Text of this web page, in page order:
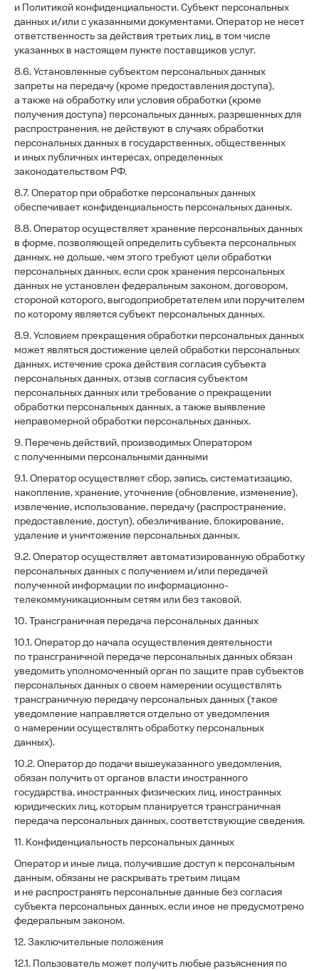
и Политикой конфиденциальности. Субъект персональных
данных и/или с указанными документами. Оператор не несет
ответственность за действия третьих лиц, в том числе
указанных в настоящем пункте поставщиков услуг.
8.6. Установленные субъектом персональных данных
запреты на передачу (кроме предоставления доступа),
а также на обработку или условия обработки (кроме
получения доступа) персональных данных, разрешенных для
распространения, не действуют в случаях обработки
персональных данных в государственных, общественных
и иных публичных интересах, определенных
законодательством РФ.
8.7. Оператор при обработке персональных данных
обеспечивает конфиденциальность персональных данных.
8.8. Оператор осуществляет хранение персональных данных
в форме, позволяющей определить субъекта персональных
данных, не дольше, чем этого требуют цели обработки
персональных данных, если срок хранения персональных
данных не установлен федеральным законом, договором,
стороной которого, выгодоприобретателем или поручителем
по которому является субъект персональных данных.
8.9. Условием прекращения обработки персональных данных
может являться достижение целей обработки персональных
данных, истечение срока действия согласия субъекта
персональных данных, отзыв согласия субъектом
персональных данных или требование о прекращении
обработки персональных данных, а также выявление
неправомерной обработки персональных данных.
9. Перечень действий, производимых Оператором
с полученными персональными данными
9.1. Оператор осуществляет сбор, запись, систематизацию,
накопление, хранение, уточнение (обновление, изменение),
извлечение, использование, передачу (распространение,
предоставление, доступ), обезличивание, блокирование,
удаление и уничтожение персональных данных.
9.2. Оператор осуществляет автоматизированную обработку
персональных данных с получением и/или передачей
полученной информации по информационно-
телекоммуникационным сетям или без таковой.
10. Трансграничная передача персональных данных
10.1. Оператор до начала осуществления деятельности
по трансграничной передаче персональных данных обязан
уведомить уполномоченный орган по защите прав субъектов
персональных данных о своем намерении осуществлять
трансграничную передачу персональных данных (такое
уведомление направляется отдельно от уведомления
о намерении осуществлять обработку персональных
данных).
10.2. Оператор до подачи вышеуказанного уведомления,
обязан получить от органов власти иностранного
государства, иностранных физических лиц, иностранных
юридических лиц, которым планируется трансграничная
передача персональных данных, соответствующие сведения.
11. Конфиденциальность персональных данных
Оператор и иные лица, получившие доступ к персональным
данным, обязаны не раскрывать третьим лицам
и не распространять персональные данные без согласия
субъекта персональных данных, если иное не предусмотрено
федеральным законом.
12. Заключительные положения
12.1. Пользователь может получить любые разъяснения по